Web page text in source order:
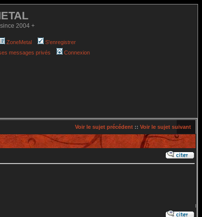
2004 +
ZoneMetal
S'enregistrer
messages privés Connexion
Voir le sujet précédent :: Voir le sujet suivant